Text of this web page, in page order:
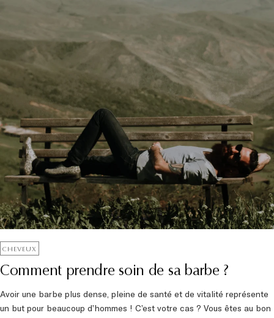
CHEVEUX
Comment prendre soin de sa barbe ?
Avoir une barbe plus dense, pleine de santé et de vitalité représente
un but pour beaucoup d’hommes ! C’est votre cas ? Vous êtes au bon